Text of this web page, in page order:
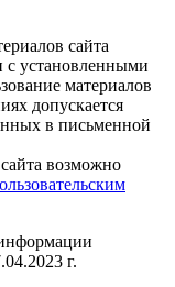
сайта
с установленными
материалов
допускается
в письменной
возможно
г.